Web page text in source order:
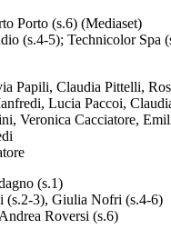
Porto (s.6) (Mediaset)
(s.4-5); Technicolor Spa
Papili, Claudia Pittelli,
Lucia Paccoi,
Veronica Cacciatore,
(s.1)
(s.2-3), Giulia Nofri (s.4-6)
Roversi (s.6)